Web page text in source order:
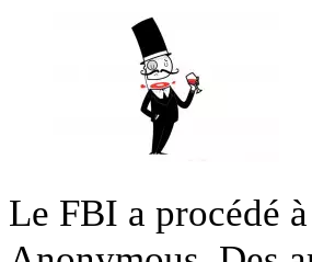
Le FBI a procédé